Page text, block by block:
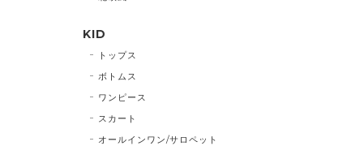
KID
トップス
ボトムス
ワンピース
スカート
オールインワン/サロペット